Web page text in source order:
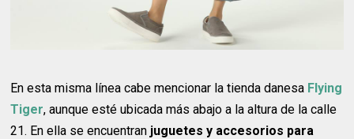
En esta misma línea cabe mencionar la tienda danesa Flying
Tiger, aunque esté ubicada más abajo a la altura de la calle
21. En ella se encuentran juguetes y accesorios para